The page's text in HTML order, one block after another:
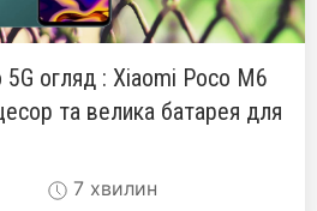
огляд : Xiaomi Poco M6
та велика батарея для
7 хвилин